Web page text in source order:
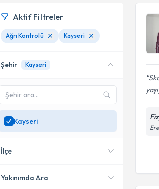
Aktif Filtreler
Ağrı Kontrolü Kayseri
Şehir Kayseri
Kayseri
İlçe
Yakınımda Ara